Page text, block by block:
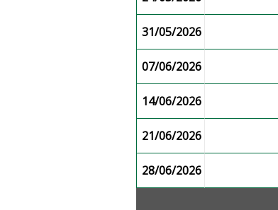
31/05/2026
07/06/2026
14/06/2026
21/06/2026
28/06/2026